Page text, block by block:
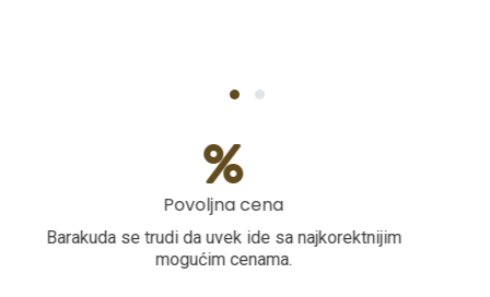
1 2
Povoljna cena
Barakuda se trudi da uvek ide sa najkorektnijim
mogućim cenama.